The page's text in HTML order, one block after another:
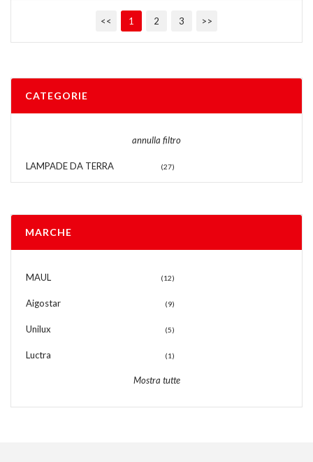
<< 1 2 3 >>
CATEGORIE
annulla filtro
LAMPADE DA TERRA (27)
MARCHE
MAUL (12)
Aigostar (9)
Unilux (5)
Luctra (1)
Mostra tutte